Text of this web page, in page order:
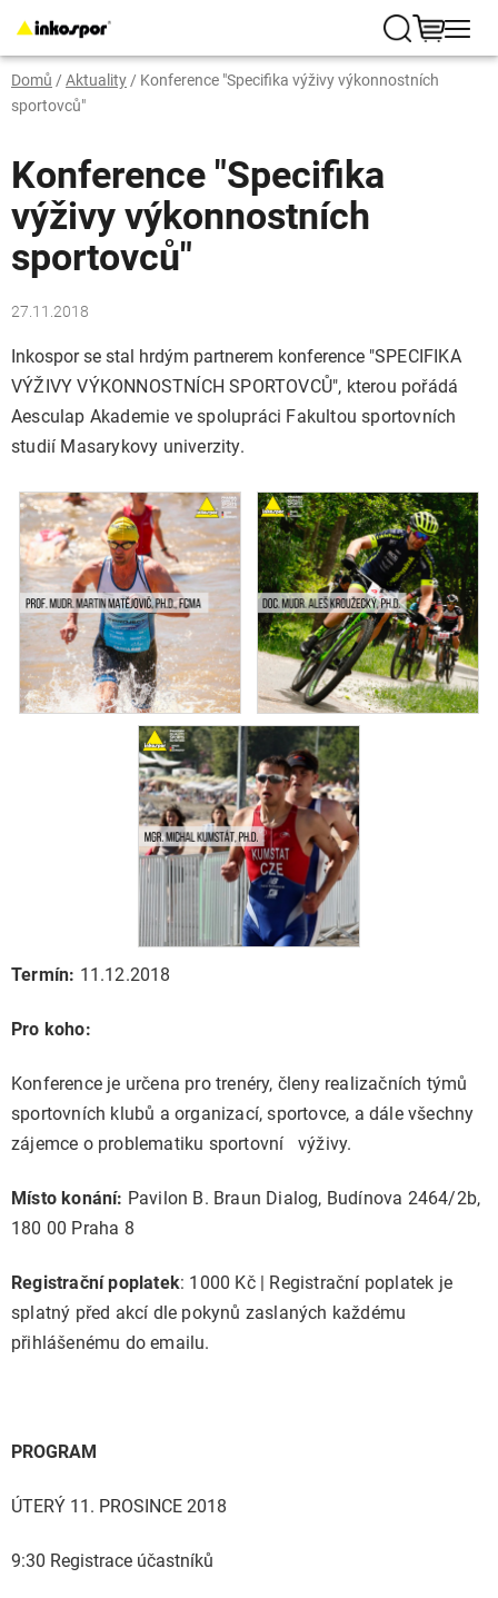
na
obsah
Hledat
KOŠÍK
Domů / Aktuality/ Konference "Specifika výživy výkonnostních
sportovců"
Konference "Specifika
výživy výkonnostních
sportovců"
27.11.2018
Inkospor se stal hrdým partnerem konference "SPECIFIKA
VÝŽIVY VÝKONNOSTNÍCH SPORTOVCŮ", kterou pořádá
Aesculap Akademie ve spolupráci Fakultou sportovních
studií Masarykovy univerzity.
Termín: 11.12.2018
Pro koho:
Konference je určena pro trenéry, členy realizačních týmů
sportovních klubů a organizací, sportovce, a dále všechny
zájemce o problematiku sportovní výživy.
Místo konání: Pavilon B. Braun Dialog, Budínova 2464/2b,
180 00 Praha 8
Registrační poplatek: 1000 Kč | Registrační poplatek je
splatný před akcí dle pokynů zaslaných každému
přihlášenému do emailu.
PROGRAM
ÚTERÝ 11. PROSINCE 2018
9:30 Registrace účastníků